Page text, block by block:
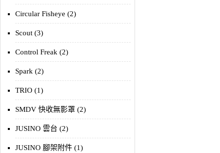
Circular Fisheye (2)
Scout (3)
Control Freak (2)
Spark (2)
TRIO (1)
SMDV 快收無影罩 (2)
JUSINO 雲台 (2)
JUSINO 腳架附件 (1)